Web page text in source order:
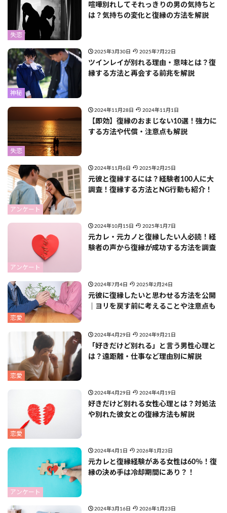
失恋
喧嘩別れしてそれっきりの男の気持ちと
は？気持ちの変化と復縁の方法を解説
神秘
2025年3月30日 2025年7月22日
ツインレイが別れる理由・意味とは？復
縁する方法と再会する前兆を解説
失恋
2024年11月28日 2024年11月1日
【即効】復縁のおまじない10選！強力に
する方法や代償・注意点も解説
アンケート
2024年11月6日 2025年2月25日
元彼と復縁するには？経験者100人に大
調査！復縁する方法とNG行動も紹介！
アンケート
2024年10月15日 2025年1月7日
元カレ・元カノと復縁したい人必読！経
験者の声から復縁が成功する方法を調査
恋愛
2024年7月4日 2025年2月24日
元彼に復縁したいと思わせる方法を公開
｜ヨリを戻す前に考えることや注意点も
恋愛
2024年4月29日 2024年9月21日
「好きだけど別れる」と言う男性心理と
は？遠距離・仕事など理由別に解説
恋愛
2024年4月29日 2024年4月19日
好きだけど別れる女性心理とは？対処法
や別れた彼女との復縁方法も解説
アンケート
2024年4月1日 2026年1月23日
元カレと復縁経験がある女性は60％！復
縁の決め手は冷却期間にあり？！
2024年3月16日 2026年1月23日